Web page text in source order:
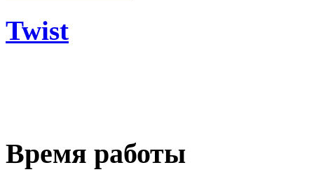
Twist
Время работы